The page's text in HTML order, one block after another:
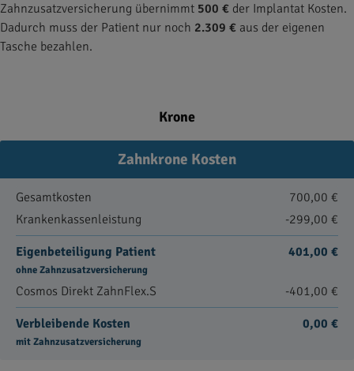
Zahnzusatzversicherung übernimmt 500 € der Implantat Kosten.
Dadurch muss der Patient nur noch 2.309 € aus der eigenen
Tasche bezahlen.
Krone
Zahnkrone Kosten
Gesamtkosten
700,00 €
Krankenkassenleistung
-299,00 €
Eigenbeteiligung Patient
ohne Zahnzusatzversicherung
401,00 €
Cosmos Direkt ZahnFlex.S -401,00 €
Verbleibende Kosten
mit Zahnzusatzversicherung
0,00 €